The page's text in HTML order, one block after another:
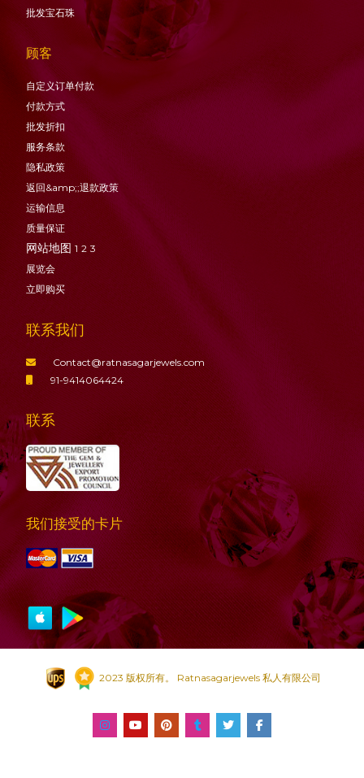
批发宝石珠
顾客
自定义订单付款
付款方式
批发折扣
服务条款
隐私政策
返回&amp;;退款政策
运输信息
质量保证
网站地图 1 2 3
展览会
立即购买
联系我们
Contact@ratnasagarjewels.com
91-9414064424
联系
我们接受的卡片
2023 版权所有。 Ratnasagarjewels 私人有限公司